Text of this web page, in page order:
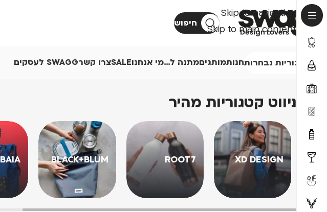
Skip to navigation
Skip to main content
חיפוש
קטגוריות נבחרותחנותמותגיםמתנה ל…מי אנחנוSALEצרו קשרSWAGG לעסקים
ניווט קטגוריות מהיר
XD DESIGN
ROOT7
BLACK+BLUM